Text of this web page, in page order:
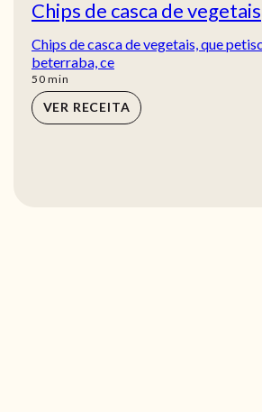
Chips de casca de vegetais
Chips de casca de vegetais, que
beterraba, ce
50min
min
VER RECEITA